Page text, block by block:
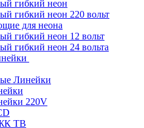
гибкий неон
гибкий неон 220 вольт
для неона
гибкий неон 12 вольт
гибкий неон 24 вольта
Линейки
220V
ТВ